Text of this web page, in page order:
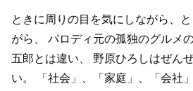
ときに周りの目を気にしながら、
がら、
パロディ元の孤独のグルメ
五郎とは違い、
野原ひろしはぜん
い。
「社会」、「家庭」、「会社